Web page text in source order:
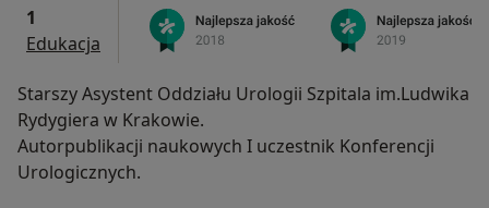
1
Edukacja
Starszy Asystent Oddziału Urologii Szpitala im.Ludwika
Rydygiera w Krakowie.
Autorpublikacji naukowych I uczestnik Konferencji
Urologicznych.